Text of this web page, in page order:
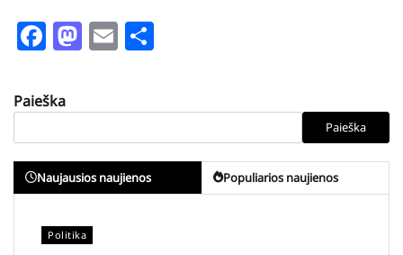
Facebook
Mastodon
Email
Paieška
Paieška
Naujausios naujienos Populiarios naujienos
Politika